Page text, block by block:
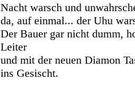
Nacht warsch und
da, auf einmal... der Uhu
Der Bauer gar nicht dumm,
Leiter
und mit der neuen Diamon
ins Gesischt.